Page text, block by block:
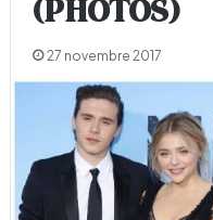
(PHOTOS)
27 novembre 2017